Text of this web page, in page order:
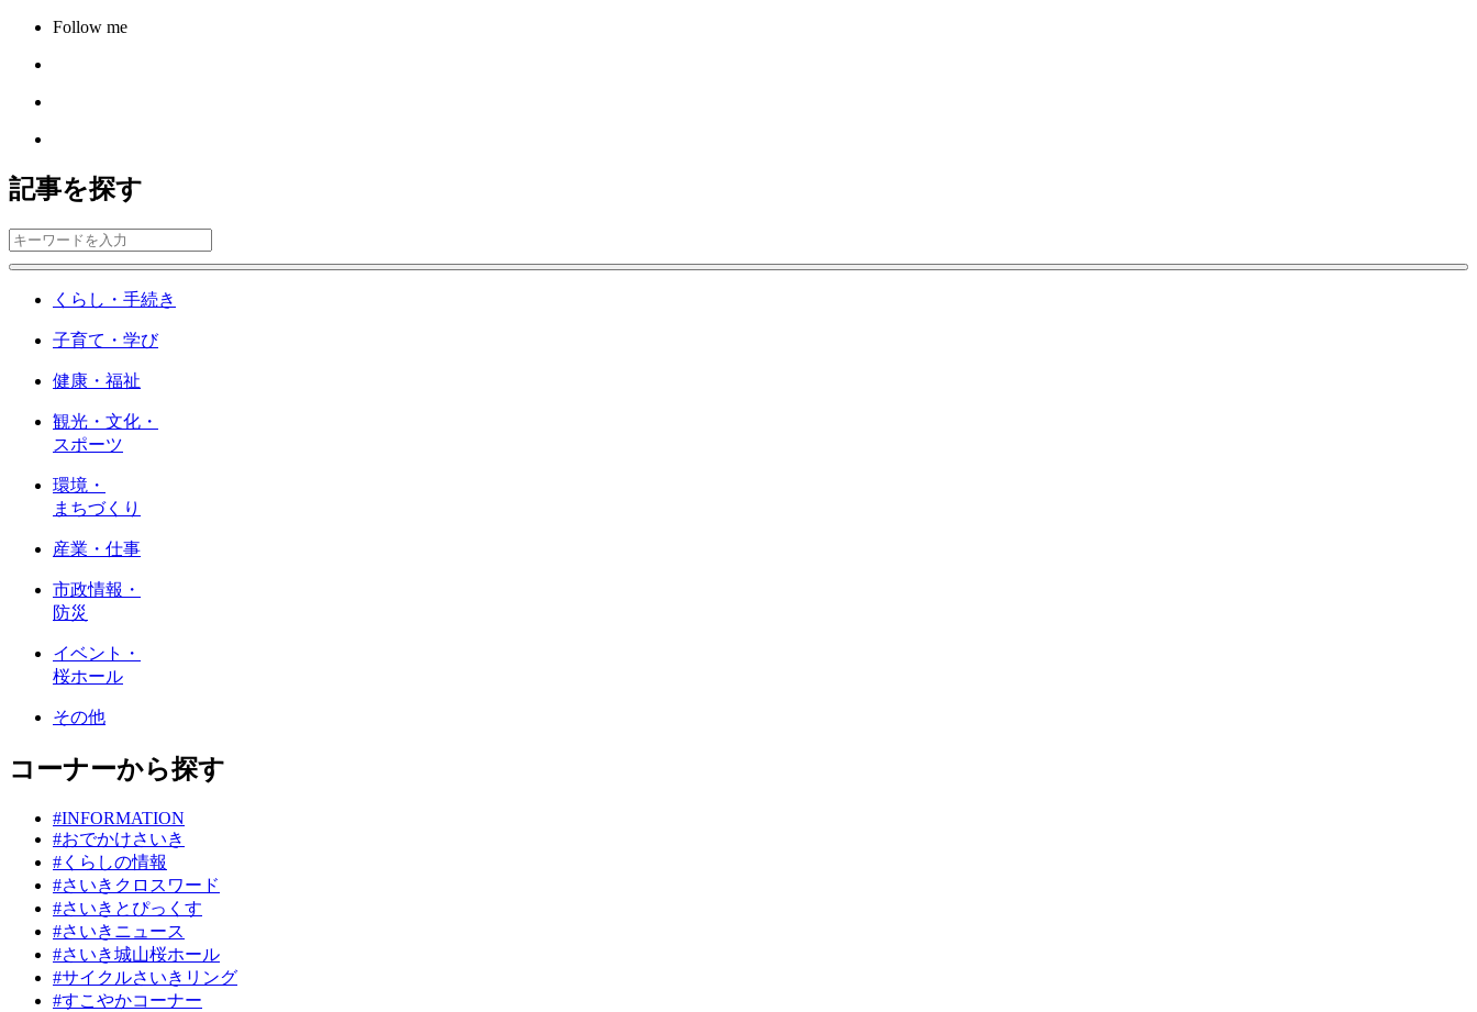
Follow me
記事を探す
くらし・手続き
子育て・学び
健康・福祉
観光・文化・
スポーツ
環境・
まちづくり
産業・仕事
市政情報・
防災
イベント・
桜ホール
その他
コーナーから探す
#INFORMATION
#おでかけさいき
#くらしの情報
#さいきクロスワード
#さいきとぴっくす
#さいきニュース
#さいき城山桜ホール
#サイクルさいきリング
#すこやかコーナー